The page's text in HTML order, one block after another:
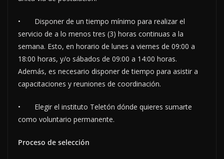
• Disponer de un tiempo mínimo para realizar el
servicio de a lo menos tres (3) horas continuas a la
semana. Esto, en horario de lunes a viernes de 09:00 a
18:00 horas, y/o sábados de 09:00 a 14:00 horas.
Además, es necesario disponer de tiempo para asistir a
capacitaciones y reuniones de coordinación.
• Elegir el instituto Teletón dónde quieres sumarte
como voluntario permanente.
Proceso de selección